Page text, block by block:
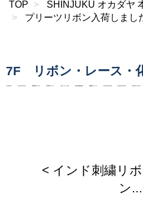
TOP SHINJUKU オカダヤ
プリーツリボン入荷しまし
7F リボン・レース・
< インド刺繍リボ
ン...